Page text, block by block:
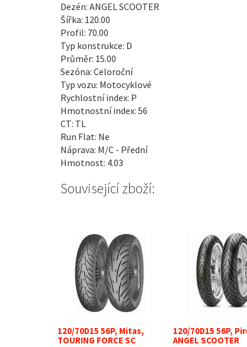
Dezén: ANGEL SCOOTER
Šířka: 120.00
Profil: 70.00
Typ konstrukce: D
Průměr: 15.00
Sezóna: Celoroční
Typ vozu: Motocyklové
Rychlostní index: P
Hmotnostní index: 56
CT: TL
Run Flat: Ne
Náprava: M/C - Přední
Hmotnost: 4.03
Související zboží:
120/70D15 56P, Mitas,
TOURING FORCE SC
120/70D15 56P,
ANGEL SCOOTER